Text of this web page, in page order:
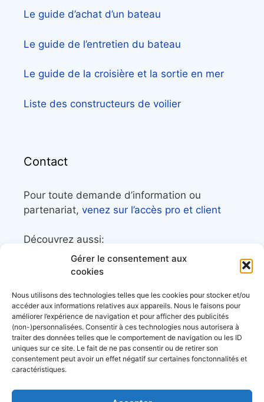
Gérer le consentement aux
cookies
Nous utilisons des technologies telles que les cookies pour stocker et/ou
accéder aux informations relatives aux appareils. Nous le faisons pour
améliorer l’expérience de navigation et pour afficher des publicités
(non-)personnalisées. Consentir à ces technologies nous autorisera à
traiter des données telles que le comportement de navigation ou les ID
uniques sur ce site. Le fait de ne pas consentir ou de retirer son
consentement peut avoir un effet négatif sur certaines fonctonnalités et
caractéristiques.
Le guide d’achat d’un bateau
Le guide de l’entretien du bateau
Le guide de la croisière et la sortie en mer
Liste des constructeurs de voilier
Contact
Pour toute demande d’information ou
partenariat, venez sur l’accès pro et client
Découvrez aussi:
Côtes&Mers, le magazine du littoral et sa
Mers&Montagnes, Equipement outdoor pour
le trek et le raid nautique
BoatingAds, le site d’annonces bateaux
européen